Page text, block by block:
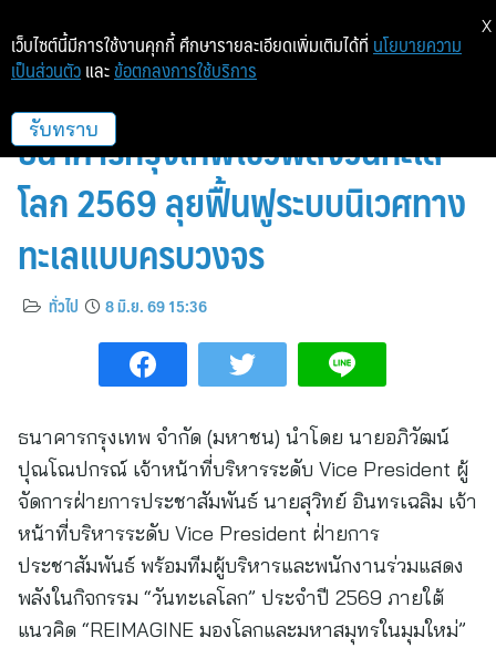
เปลี่ยนมุมคิด พลิกฟื้นทะเลไทย!
ธนาคารกรุงเทพโชว์พลังวันทะเล
โลก 2569 ลุยฟื้นฟูระบบนิเวศทาง
ทะเลแบบครบวงจร
ทั่วไป 8 มิ.ย. 69 15:36
ธนาคารกรุงเทพ จำกัด (มหาชน) นำโดย นายอภิวัฒน์
ปุณโณปกรณ์ เจ้าหน้าที่บริหารระดับ Vice President ผู้
จัดการฝ่ายการประชาสัมพันธ์ นายสุวิทย์ อินทรเฉลิม เจ้า
หน้าที่บริหารระดับ Vice President ฝ่ายการ
ประชาสัมพันธ์ พร้อมทีมผู้บริหารและพนักงานร่วมแสดง
พลังในกิจกรรม “วันทะเลโลก” ประจำปี 2569 ภายใต้
แนวคิด “REIMAGINE มองโลกและมหาสมุทรในมุมใหม่”
เว็บไซต์นี้มีการใช้งานคุกกี้ ศึกษารายละเอียดเพิ่มเติมได้ที่ นโยบายความ
เป็นส่วนตัว และ ข้อตกลงการใช้บริการ
รับทราบ
X